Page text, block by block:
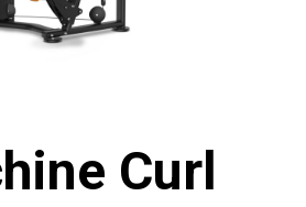
Curl